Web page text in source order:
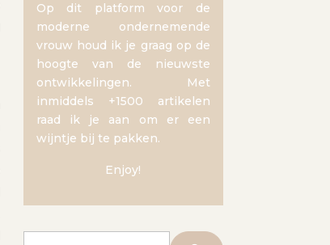
Op dit platform voor de
moderne ondernemende
vrouw houd ik je graag op de
hoogte van de nieuwste
ontwikkelingen. Met
inmiddels +1500 artikelen
raad ik je aan om er een
wijntje bij te pakken.
Enjoy!